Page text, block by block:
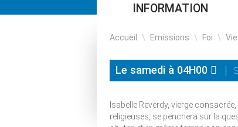
INFORMATION
Accueil \ Emissions \ Foi \
Le samedi à 04H00
Isabelle Reverdy, vierge
religieuses, se penchera sur la